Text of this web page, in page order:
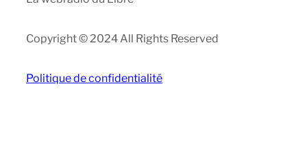
Copyright © 2024 All Rights Reserved
Politique de confidentialité